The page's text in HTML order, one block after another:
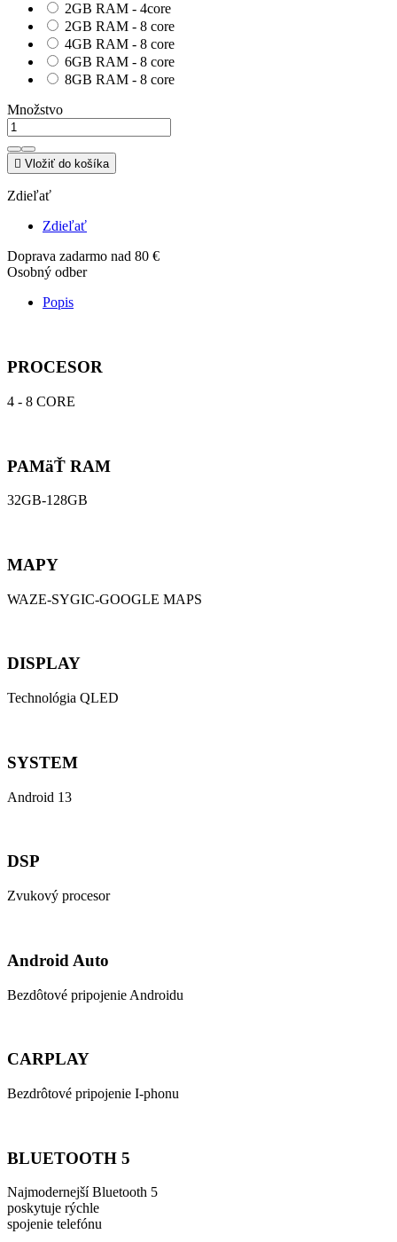
2GB RAM - 4core
2GB RAM - 8 core
4GB RAM - 8 core
6GB RAM - 8 core
8GB RAM - 8 core
Množstvo
 Vložiť do košíka
Zdieľať
Zdieľať
Doprava zadarmo nad 80 €
Osobný odber
Popis
PROCESOR
4 - 8 CORE
PAMäŤ RAM
32GB-128GB
MAPY
WAZE-SYGIC-GOOGLE MAPS
DISPLAY
Technológia QLED
SYSTEM
Android 13
DSP
Zvukový procesor
Android Auto
Bezdôtové pripojenie Androidu
CARPLAY
Bezdrôtové pripojenie I-phonu
BLUETOOTH 5
Najmodernejší Bluetooth 5
poskytuje rýchle
spojenie telefónu